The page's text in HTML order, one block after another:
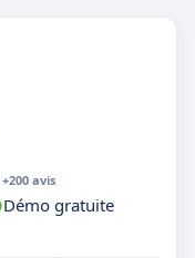
+200 avis
Démo gratuite